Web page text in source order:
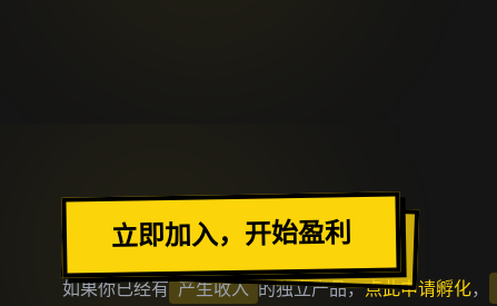
加入出海去社区
立即加入，开始盈利
如果你已经有 产生收入 的独立产品，点此申请孵化，